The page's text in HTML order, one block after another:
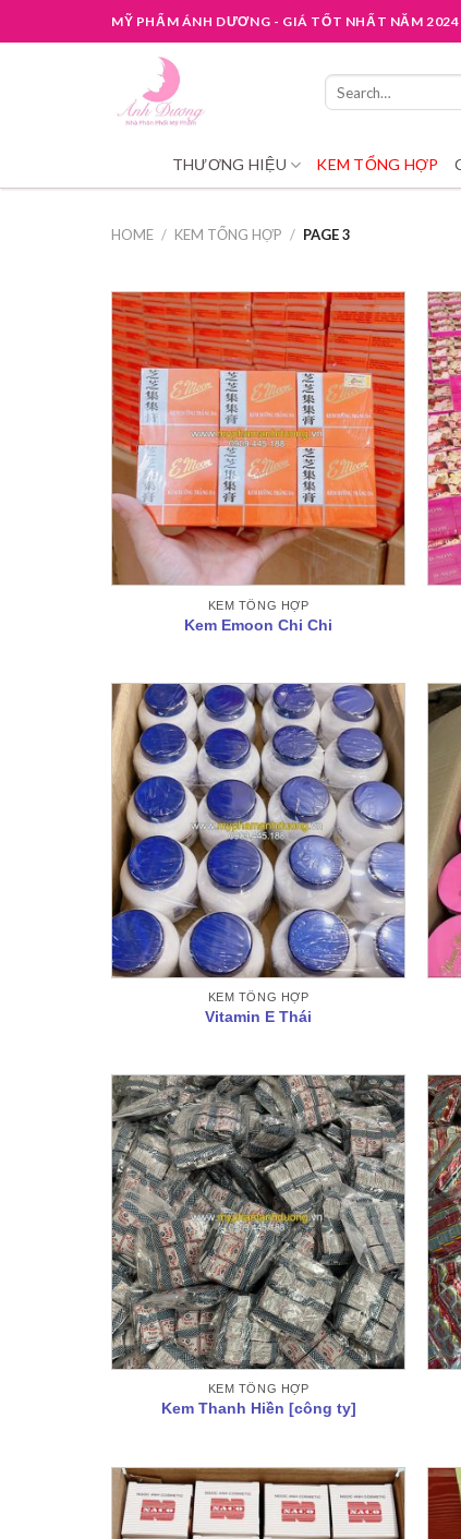
to
MỸ PHẨM ÁNH DƯƠNG - GIÁ TỐT NHẤT NĂM 2024
Search
for:
THƯƠNG HIỆU KEM TỔNG HỢP
HOME / KEM TỔNG HỢP / PAGE 3
KEM TỔNG HỢP
Kem Emoon Chi Chi
KEM TỔNG HỢP
Vitamin E Thái
KEM TỔNG HỢP
Kem Thanh Hiền [công ty]